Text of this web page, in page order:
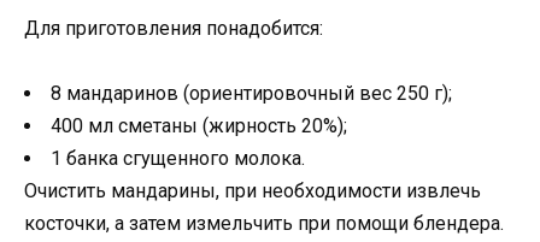
Для приготовления понадобится:
8 мандаринов (ориентировочный вес 250 г);
400 мл сметаны (жирность 20%);
1 банка сгущенного молока.
Очистить мандарины, при необходимости извлечь
косточки, а затем измельчить при помощи блендера.